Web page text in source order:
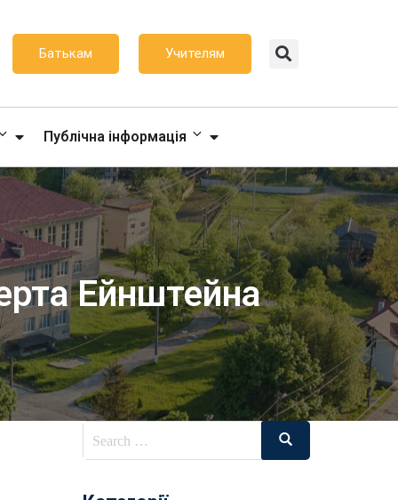
Батькам Учителям
Публічна інформація
Ейнштейна